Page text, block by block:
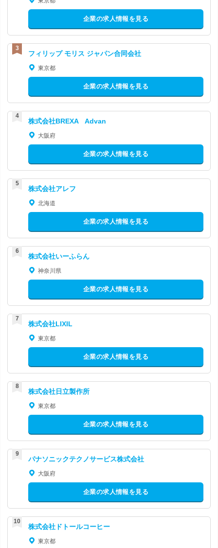
企業の求人情報を見る
フィリップ モリス ジャパン合同会社
東京都
企業の求人情報を見る
株式会社BREXA Advan
大阪府
企業の求人情報を見る
株式会社アレフ
北海道
企業の求人情報を見る
株式会社いーふらん
神奈川県
企業の求人情報を見る
株式会社LIXIL
東京都
企業の求人情報を見る
株式会社日立製作所
東京都
企業の求人情報を見る
パナソニックテクノサービス株式会社
大阪府
企業の求人情報を見る
株式会社ドトールコーヒー
東京都